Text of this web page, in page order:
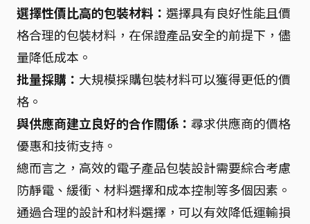
選擇性價比高的包裝材料： 選擇具有良好性能且價
格合理的包裝材料，在保證產品安全的前提下，儘
量降低成本。
批量採購： 大規模採購包裝材料可以獲得更低的價
格。
與供應商建立良好的合作關係： 尋求供應商的價格
優惠和技術支持。
總而言之，高效的電子產品包裝設計需要綜合考慮
防靜電、緩衝、材料選擇和成本控制等多個因素。
通過合理的設計和材料選擇，可以有效降低運輸損